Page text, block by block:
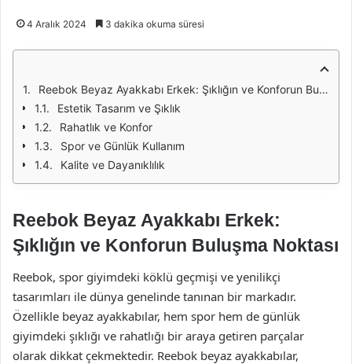
4 Aralık 2024 3 dakika okuma süresi
Reebok Beyaz Ayakkabı Erkek: Şıklığın ve Konforun Buluşma Noktası
Estetik Tasarım ve Şıklık
Rahatlık ve Konfor
Spor ve Günlük Kullanım
Kalite ve Dayanıklılık
Reebok Beyaz Ayakkabı Erkek:
Şıklığın ve Konforun Buluşma Noktası
Reebok, spor giyimdeki köklü geçmişi ve yenilikçi
tasarımları ile dünya genelinde tanınan bir markadır.
Özellikle beyaz ayakkabılar, hem spor hem de günlük
giyimdeki şıklığı ve rahatlığı bir araya getiren parçalar
olarak dikkat çekmektedir. Reebok beyaz ayakkabılar,